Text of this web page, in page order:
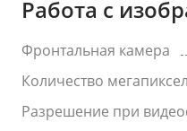
Работа с
Фронтальная камера
Количество
Разрешение при